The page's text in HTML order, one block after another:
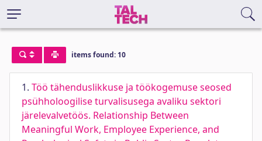
items found: 10
1. Töö tähenduslikkuse ja töökogemuse seosed
psühholoogilise turvalisusega avaliku sektori
järelevalvetöös. Relationship Between
Meaningful Work, Employee Experience, and